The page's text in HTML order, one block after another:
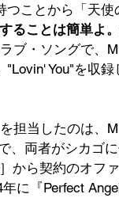
つことから「天
ることは簡単よ
ブ・ソングで、
"Lovin' You"を収
担当したのは、
、両者がシカゴ
から契約のオフ
に『Perfect